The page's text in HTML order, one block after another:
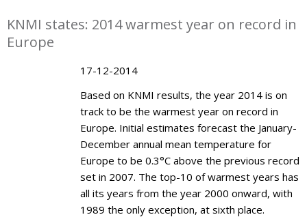
KNMI states: 2014 warmest year on record in
Europe
17-12-2014
Based on KNMI results, the year 2014 is on
track to be the warmest year on record in
Europe. Initial estimates forecast the January-
December annual mean temperature for
Europe to be 0.3°C above the previous record
set in 2007. The top-10 of warmest years has
all its years from the year 2000 onward, with
1989 the only exception, at sixth place.